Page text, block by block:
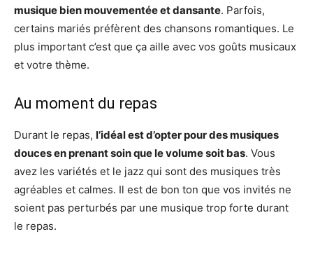
musique bien mouvementée et dansante. Parfois,
certains mariés préfèrent des chansons romantiques. Le
plus important c’est que ça aille avec vos goûts musicaux
et votre thème.
Au moment du repas
Durant le repas, l’idéal est d’opter pour des musiques
douces en prenant soin que le volume soit bas. Vous
avez les variétés et le jazz qui sont des musiques très
agréables et calmes. Il est de bon ton que vos invités ne
soient pas perturbés par une musique trop forte durant
le repas.